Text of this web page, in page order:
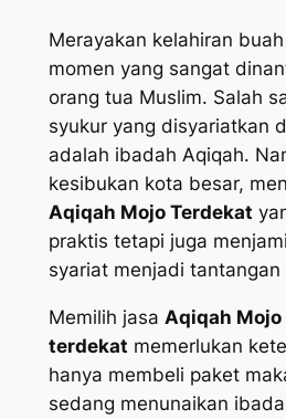
Merayakan kelahiran
momen yang sangat
orang tua Muslim. Salah
syukur yang disyariatkan
adalah ibadah Aqiqah.
kesibukan kota besar,
Aqiqah Mojo Terdekat
praktis tetapi juga
syariat menjadi tantangan
Memilih jasa Aqiqah Mojo
terdekat memerlukan
hanya membeli paket
sedang menunaikan